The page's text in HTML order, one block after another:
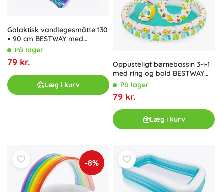
Galaktisk vandlegesmåtte 130
× 90 cm BESTWAY med
vandforstøver
På lager
79 kr.
Læg i kurv
Oppusteligt børnebassin 3-i-1
med ring og bold BESTWAY
122 cm
På lager
79 kr.
Læg i kurv
-8%